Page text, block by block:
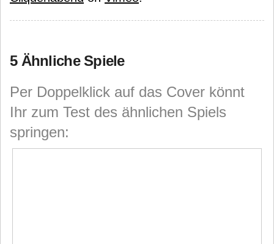
5 Ähnliche Spiele
Per Doppelklick auf das Cover könnt
Ihr zum Test des ähnlichen Spiels
springen: